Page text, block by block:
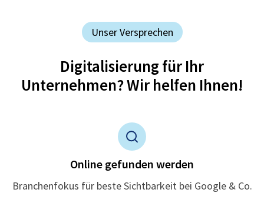
Unser Versprechen
Digitalisierung für Ihr
Unternehmen? Wir helfen Ihnen!
Online gefunden werden
Branchenfokus für beste Sichtbarkeit bei Google & Co.